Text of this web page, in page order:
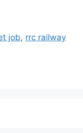
job, rrc railway